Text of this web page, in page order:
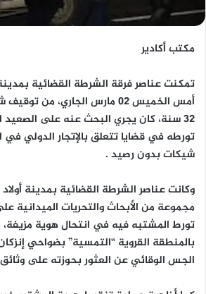
مكتب أكادير
تمكنت عناصر فرقة الشرطة القضائية
أمس الخميس 02 مارس الجاري،
32 سنة، كان يجري البحث عنه على
تورطه في قضايا تتعلق بالإتجار الدولي في
شيكات بدون رصيد .
وكانت عناصر الشرطة القضائية بمدينة
مجموعة من الأبحاث والتحريات الميدانية
تورط المشتبه فيه في انتحال هوية
بالمنطقة القروية “التمسية” بضواحي
الجس الوقائي عن العثور بحوزته على